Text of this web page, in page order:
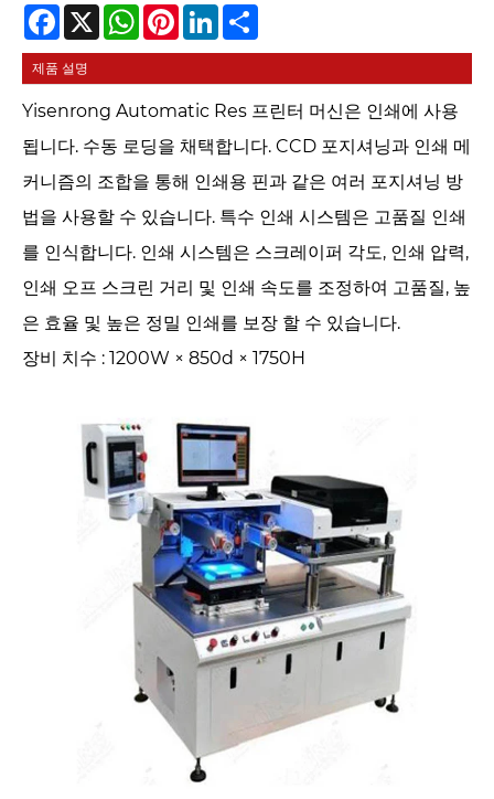
Facebook
X WhatsAppPinterestLinkedIn
제품 설명
Yisenrong Automatic Res 프린터 머신은 인쇄에 사용
됩니다. 수동 로딩을 채택합니다. CCD 포지셔닝과 인쇄 메
커니즘의 조합을 통해 인쇄용 핀과 같은 여러 포지셔닝 방
법을 사용할 수 있습니다. 특수 인쇄 시스템은 고품질 인쇄
를 인식합니다. 인쇄 시스템은 스크레이퍼 각도, 인쇄 압력,
인쇄 오프 스크린 거리 및 인쇄 속도를 조정하여 고품질, 높
은 효율 및 높은 정밀 인쇄를 보장 할 수 있습니다.
장비 치수 : 1200W × 850d × 1750H